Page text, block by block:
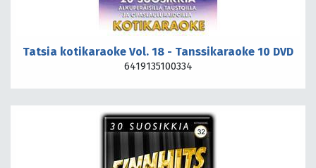
Tatsia kotikaraoke Vol. 18 - Tanssikaraoke 10 DVD
6419135100334